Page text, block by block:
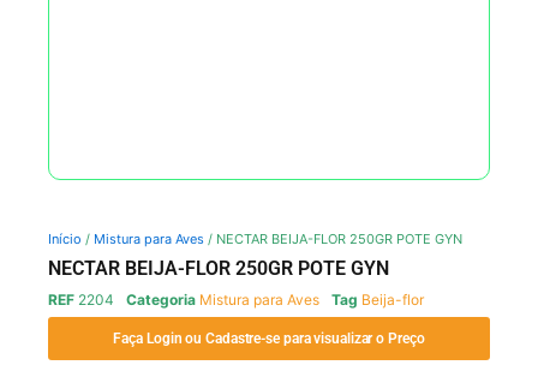
Início / Mistura para Aves / NECTAR BEIJA-FLOR 250GR POTE GYN
NECTAR BEIJA-FLOR 250GR POTE GYN
REF 2204 Categoria Mistura para Aves Tag Beija-flor
Faça Login ou Cadastre-se para visualizar o Preço